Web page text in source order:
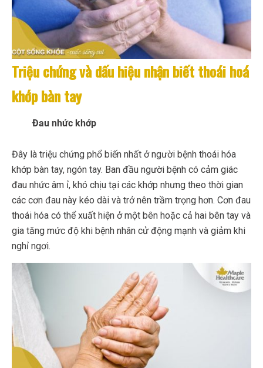
Triệu chứng và dấu hiệu nhận biết thoái hoá
khớp bàn tay
Đau nhức khớp
Đây là triệu chứng phổ biến nhất ở người bệnh thoái hóa
khớp bàn tay, ngón tay. Ban đầu người bệnh có cảm giác
đau nhức âm ỉ, khó chịu tại các khớp nhưng theo thời gian
các cơn đau này kéo dài và trở nên trầm trọng hơn. Cơn đau
thoái hóa có thể xuất hiện ở một bên hoặc cả hai bên tay và
gia tăng mức độ khi bệnh nhân cử động mạnh và giảm khi
nghỉ ngơi.